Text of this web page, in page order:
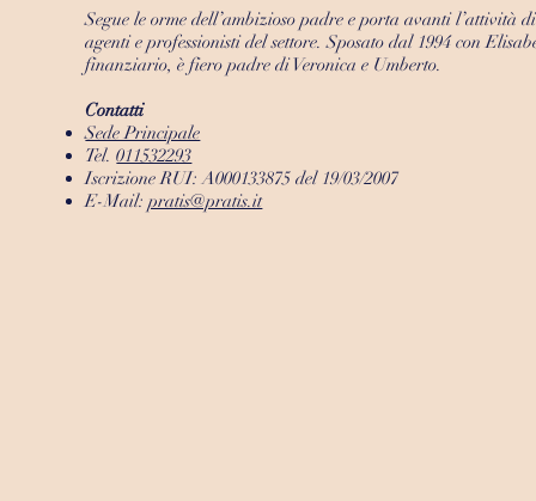
Segue le orme dell’ambizioso padre e porta avanti l’attività
agenti e professionisti del settore. Sposato dal 1994 con
finanziario, è fiero padre di Veronica e Umberto.
Contatti
Sede Principale
Tel.011532293
Iscrizione RUI: A000133875 del 19/03/2007
E-Mail:pratis@pratis.it